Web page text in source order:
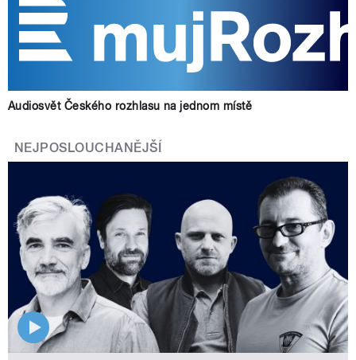
Audiosvět Českého rozhlasu na jednom místě
NEJPOSLOUCHANĚJŠÍ